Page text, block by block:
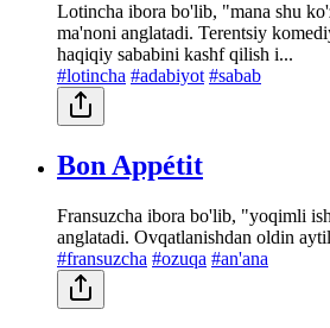
Lotincha ibora bo'lib, "mana shu
ma'noni anglatadi. Terentsiy
haqiqiy sababini kashf qilish i...
#lotincha #adabiyot #sabab
Bon Appétit
Fransuzcha ibora bo'lib, "yoqimli
anglatadi. Ovqatlanishdan oldin
#fransuzcha #ozuqa #an'ana